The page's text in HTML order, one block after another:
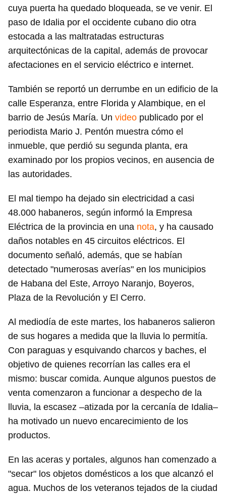
cuya puerta ha quedado bloqueada, se ve venir. El
paso de Idalia por el occidente cubano dio otra
estocada a las maltratadas estructuras
arquitectónicas de la capital, además de provocar
afectaciones en el servicio eléctrico e internet.
También se reportó un derrumbe en un edificio de la
calle Esperanza, entre Florida y Alambique, en el
barrio de Jesús María. Un video publicado por el
periodista Mario J. Pentón muestra cómo el
inmueble, que perdió su segunda planta, era
examinado por los propios vecinos, en ausencia de
las autoridades.
El mal tiempo ha dejado sin electricidad a casi
48.000 habaneros, según informó la Empresa
Eléctrica de la provincia en una nota, y ha causado
daños notables en 45 circuitos eléctricos. El
documento señaló, además, que se habían
detectado "numerosas averías" en los municipios
de Habana del Este, Arroyo Naranjo, Boyeros,
Plaza de la Revolución y El Cerro.
Al mediodía de este martes, los habaneros salieron
de sus hogares a medida que la lluvia lo permitía.
Con paraguas y esquivando charcos y baches, el
objetivo de quienes recorrían las calles era el
mismo: buscar comida. Aunque algunos puestos de
venta comenzaron a funcionar a despecho de la
lluvia, la escasez –atizada por la cercanía de Idalia–
ha motivado un nuevo encarecimiento de los
productos.
En las aceras y portales, algunos han comenzado a
"secar" los objetos domésticos a los que alcanzó el
agua. Muchos de los veteranos tejados de la ciudad